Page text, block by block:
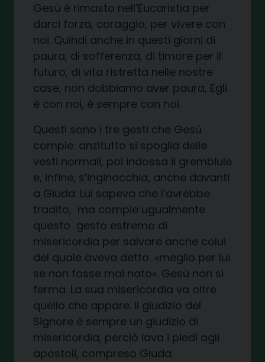
Gesù è rimasto nell’Eucaristia per
darci forza, coraggio, per vivere con
noi. Quindi anche in questi giorni di
paura, di sofferenza, di timore per il
futuro, di vita ristretta nelle nostre
case, non dobbiamo aver paura, Egli
è con noi, è sempre con noi.
Questi sono i tre gesti che Gesù
compie: anzitutto si spoglia delle
vesti normali, poi indossa il grembiule
e, infine, s’inginocchia, anche davanti
a Giuda. Lui sapeva che l’avrebbe
tradito, ma compie ugualmente
questo gesto estremo di
misericordia per salvare anche colui
del quale aveva detto: «meglio per lui
se non fosse mai nato». Gesù non si
ferma. La sua misericordia va oltre
quello che appare. Il giudizio del
Signore è sempre un giudizio di
misericordia, perciò lava i piedi agli
apostoli, compreso Giuda.